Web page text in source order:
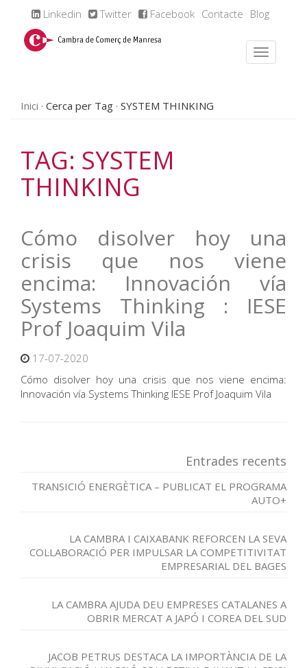
Linkedin Twitter Facebook Contacte Blog
Inici Cerca per Tag SYSTEM THINKING
TAG: SYSTEM
THINKING
Cómo disolver hoy una
crisis que nos viene
encima: Innovación vía
Systems Thinking : IESE
Prof Joaquim Vila
17-07-2020
Cómo disolver hoy una crisis que nos viene encima:
Innovación vía Systems Thinking IESE Prof Joaquim Vila
Entrades recents
TRANSICIÓ ENERGÈTICA – PUBLICAT EL PROGRAMA
AUTO+
LA CAMBRA I CAIXABANK REFORCEN LA SEVA
COL·LABORACIÓ PER IMPULSAR LA COMPETITIVITAT
EMPRESARIAL DEL BAGES
LA CAMBRA AJUDA DEU EMPRESES CATALANES A
OBRIR MERCAT A JAPÓ I COREA DEL SUD
JACOB PETRUS DESTACA LA IMPORTÀNCIA DE LA